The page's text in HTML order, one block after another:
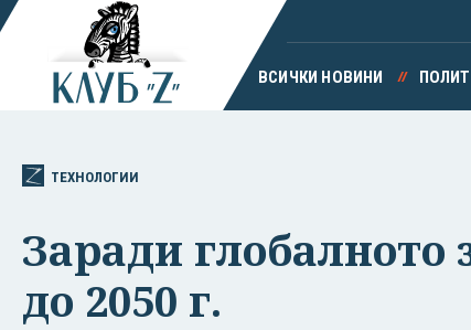
ВСИЧКИ НОВИНИ
ТЕХНОЛОГИИ
Заради глобалното
до 2050 г.